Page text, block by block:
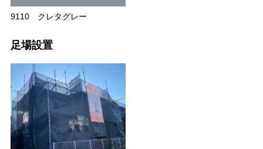
9110 クレタグレー
足場設置